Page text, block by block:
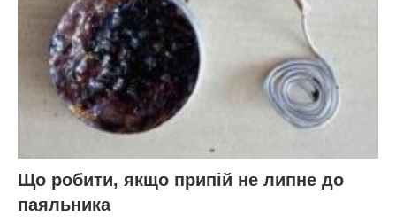
Що робити, якщо припій не липне до
паяльника